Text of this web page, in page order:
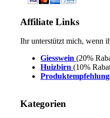
Affiliate Links
Ihr unterstützt mich, wenn
Giesswein (20%
Huizbirn(10%
Kategorien